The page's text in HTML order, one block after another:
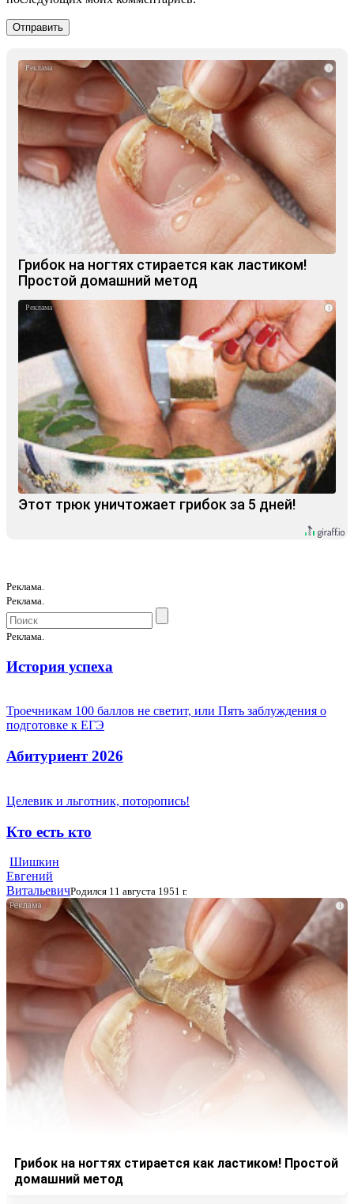
i
Грибок на ногтях стирается как ластиком!
Простой домашний метод
i
Этот трюк уничтожает грибок за 5 дней!
Реклама.
Реклама.
Реклама.
История успеха
Троечникам 100 баллов не светит, или Пять заблуждения о
подготовке к ЕГЭ
Абитуриент 2026
Целевик и льготник, поторопись!
Кто есть кто
Шишкин
Евгений
ВитальевичРодился 11 августа 1951 г.
i
Грибок на ногтях стирается как ластиком! Простой
домашний метод